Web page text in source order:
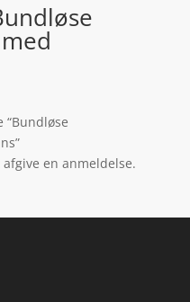
en anmeldelse.